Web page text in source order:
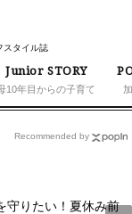
スタイル誌
Junior STORY
10年目からの子育て
守りたい！夏休み前
Recommended by